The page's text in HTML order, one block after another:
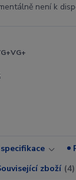
není k
zboží 4